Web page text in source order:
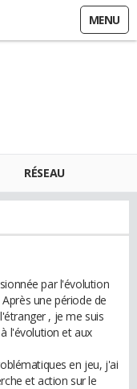
MENU
RÉSEAU
par l'évolution
une période de
, je me suis
l'évolution et aux
en jeu, j'ai
et action sur le